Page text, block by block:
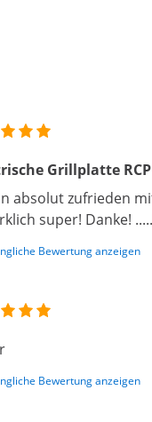
Grillplatte
absolut zufrieden
super! Danke!
Bewertung anzeigen
Bewertung anzeigen